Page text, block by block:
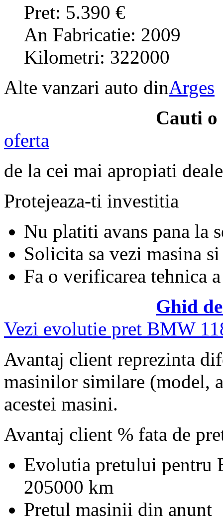
Pret: 5.390 €
An Fabricatie: 2009
Kilometri: 322000
Alte vanzari auto dinArges
Cauti o
oferta
de la cei mai apropiati
Protejeaza-ti investitia
Nu platiti avans pana la
Solicita sa vezi masina si
Fa o verificarea tehnica
Ghid
Vezi evolutie pret BMW
Avantaj client reprezinta
masinilor similare (model,
acestei masini.
Avantaj client % fata de
Evolutia pretului pentru
205000 km
Pretul masinii din anunt